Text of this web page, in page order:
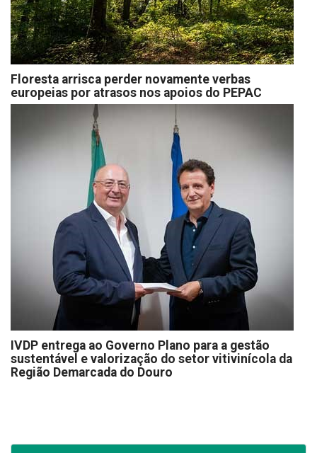
Floresta arrisca perder novamente verbas
europeias por atrasos nos apoios do PEPAC
IVDP entrega ao Governo Plano para a gestão
sustentável e valorização do setor vitivinícola da
Região Demarcada do Douro